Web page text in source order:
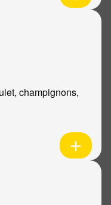
champignons,